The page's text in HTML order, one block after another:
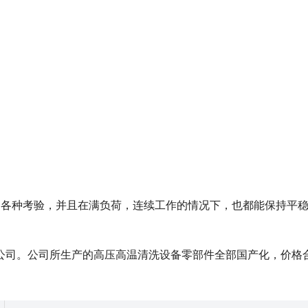
种考验，并且在满负荷，连续工作的情况下，也都能保持平
。公司所生产的高压高温清洗设备零部件全部国产化，价格